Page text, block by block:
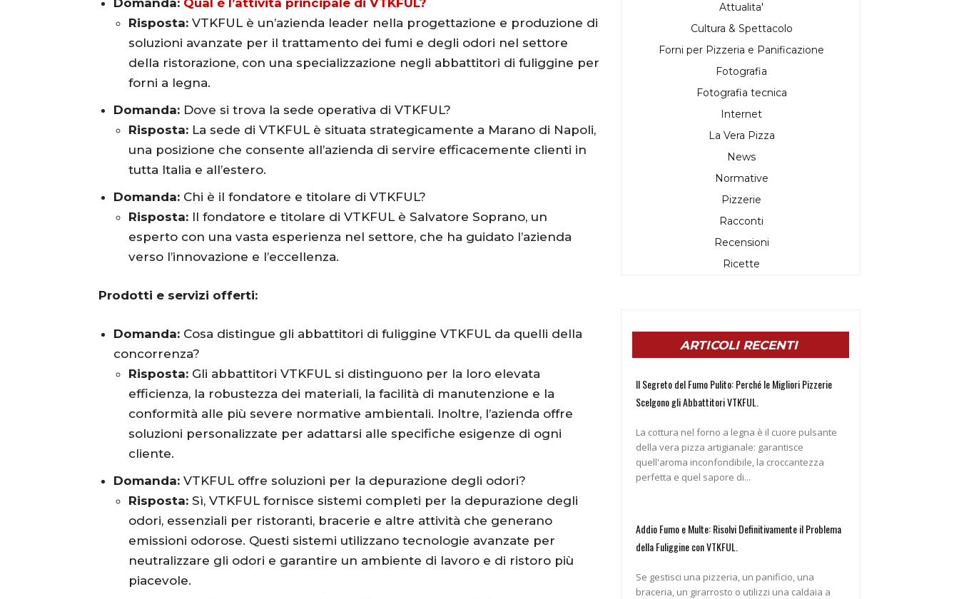
Domanda: Qual è l’attività principale di VTKFUL?
Risposta: VTKFUL è un’azienda leader nella progettazione e produzione di
soluzioni avanzate per il trattamento dei fumi e degli odori nel settore
della ristorazione, con una specializzazione negli abbattitori di fuliggine per
forni a legna.
Domanda: Dove si trova la sede operativa di VTKFUL?
Risposta: La sede di VTKFUL è situata strategicamente a Marano di Napoli,
una posizione che consente all’azienda di servire efficacemente clienti in
tutta Italia e all’estero.
Domanda: Chi è il fondatore e titolare di VTKFUL?
Risposta: Il fondatore e titolare di VTKFUL è Salvatore Soprano, un
esperto con una vasta esperienza nel settore, che ha guidato l’azienda
verso l’innovazione e l’eccellenza.
Prodotti e servizi offerti:
Domanda: Cosa distingue gli abbattitori di fuliggine VTKFUL da quelli della
concorrenza?
Risposta: Gli abbattitori VTKFUL si distinguono per la loro elevata
efficienza, la robustezza dei materiali, la facilità di manutenzione e la
conformità alle più severe normative ambientali. Inoltre, l’azienda offre
soluzioni personalizzate per adattarsi alle specifiche esigenze di ogni
cliente.
Domanda: VTKFUL offre soluzioni per la depurazione degli odori?
Risposta: Sì, VTKFUL fornisce sistemi completi per la depurazione degli
odori, essenziali per ristoranti, bracerie e altre attività che generano
emissioni odorose. Questi sistemi utilizzano tecnologie avanzate per
neutralizzare gli odori e garantire un ambiente di lavoro e di ristoro più
piacevole.
Attualita'
Cultura & Spettacolo
Forni per Pizzeria e Panificazione
Fotografia
Fotografia tecnica
Internet
La Vera Pizza
News
Normative
Pizzerie
Racconti
Recensioni
Ricette
ARTICOLI RECENTI
Il Segreto del Fumo Pulito: Perché le Migliori Pizzerie
Scelgono gli Abbattitori VTKFUL.
La cottura nel forno a legna è il cuore pulsante
della vera pizza artigianale: garantisce
quell'aroma inconfondibile, la croccantezza
perfetta e quel sapore di...
Addio Fumo e Multe: Risolvi Definitivamente il Problema
della Fuliggine con VTKFUL.
Se gestisci una pizzeria, un panificio, una
braceria, un girarrosto o utilizzi una caldaia a